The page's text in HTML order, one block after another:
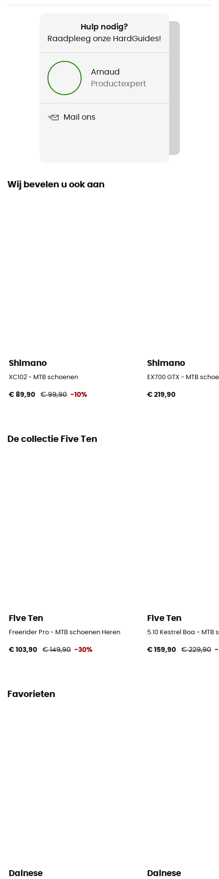
Hulp nodig?
Raadpleeg onze HardGuides!
Arnaud
Productexpert
Mail ons
Wij bevelen u ook aan
Shimano
XC102 - MTB schoenen
€ 89,90 € 99,90 -10%
Shimano
EX700 GTX - MTB
€ 219,90
De collectie Five Ten
Five Ten
Freerider Pro - MTB schoenen Heren
€ 103,90 € 149,90 -30%
Five Ten
5.10 Kestrel Boa - MTB
€ 159,90 € 229,90 -
Favorieten
Dainese Dainese